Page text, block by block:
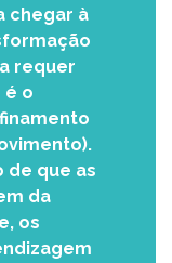
chegar à
requer
é o
de que as
da
os